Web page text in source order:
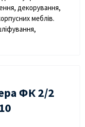
декорування,
меблів.
ФК 2/2